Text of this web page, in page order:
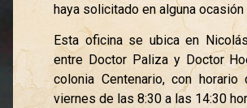
haya solicitado en alguna ocasión
Esta oficina se ubica en
entre Doctor Paliza y Doctor
colonia Centenario, con
viernes de las 8:30 a las 14:30